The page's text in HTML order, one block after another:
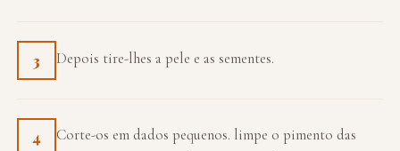
3 Depois tire-lhes a pele e as sementes.
4
Corte-os em dados pequenos. limpe o pimento das